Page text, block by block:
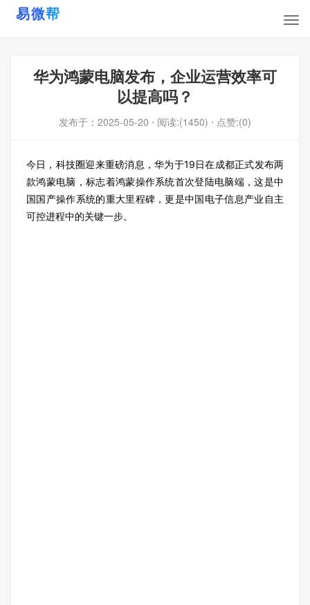
华为鸿蒙电脑发布，企业运营效率可
以提高吗？
发布于： 2025-05-20 ⋅ 阅读:(1450) ⋅ 点赞:(0)
今日，科技圈迎来重磅消息，华为于19日在成都正式发布两
款鸿蒙电脑，标志着鸿蒙操作系统首次登陆电脑端，这是中
国国产操作系统的重大里程碑，更是中国电子信息产业自主
可控进程中的关键一步。